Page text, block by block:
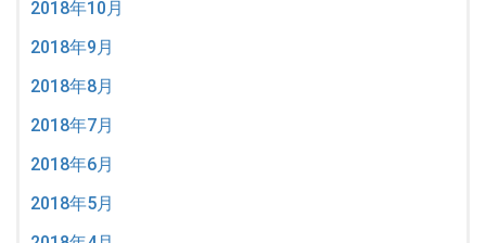
2018年10月
2018年9月
2018年8月
2018年7月
2018年6月
2018年5月